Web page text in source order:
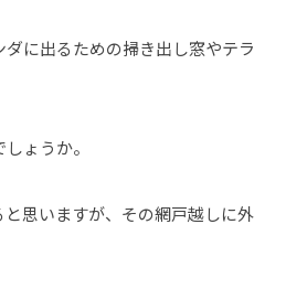
に出るための掃き出し窓やテラ
ょうか。
思いますが、その網戸越しに外